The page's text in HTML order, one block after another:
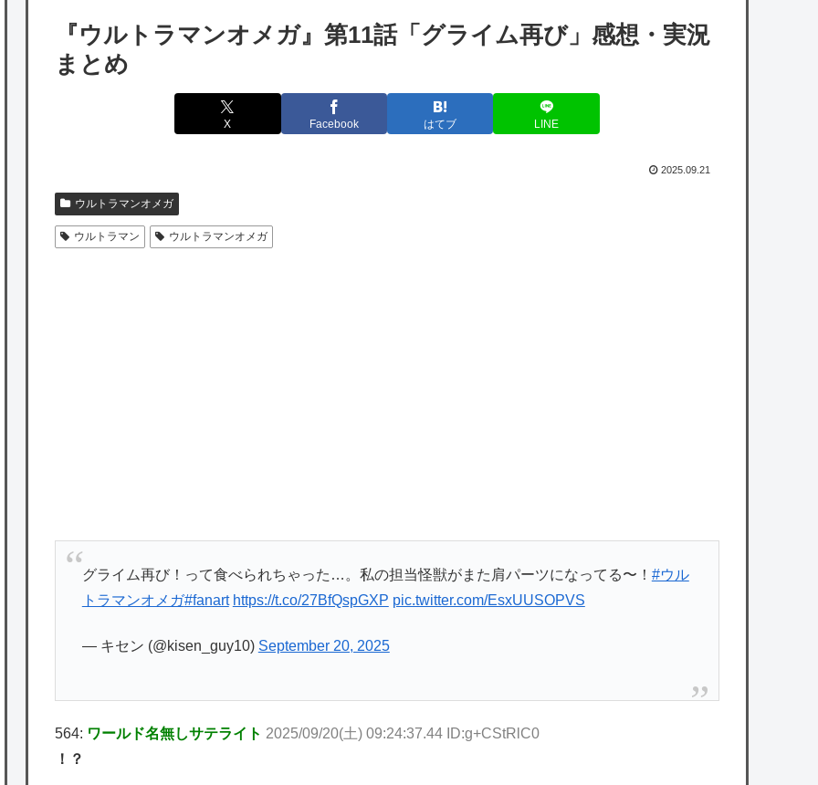
海外「日本よ、お前がナンバーワンだ」 熊
本地震直後の日本の対応のスピードに世界が
れたキャラの掛け合いだからなぁ（約100人）
いと厳しいよな？
【艦これ】ヴァトールはなんて呼べばいいん
だろうね
桜木花道がモテないわけないだろwwwwww
『ウルトラマンオメガ』第11話「グライム再び」感想・実況
まとめ
X Facebook はてブ LINE
2025.09.21
ウルトラマンオメガ
ウルトラマン ウルトラマンオメガ
グライム再び！って食べられちゃった…。私の担当怪獣がまた肩パーツになってる〜！ #ウル
トラマンオメガ#fanart https://t.co/27BfQspGXP pic.twitter.com/EsxUUSOPVS
— キセン (@kisen_guy10) September 20, 2025
564: ワールド名無しサテライト 2025/09/20(土) 09:24:37.44 ID:g+CStRlC0
！？